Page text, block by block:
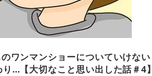
ワンマンショーについていけない
…【大切なこと思い出した話＃4】